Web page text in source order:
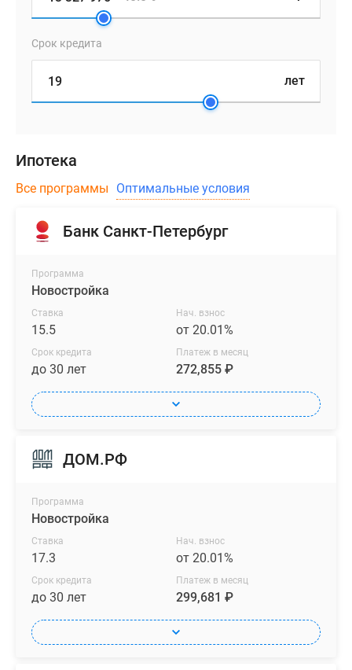
Срок кредита
лет
Ипотека
Все программы Оптимальные условия
Банк Санкт-Петербург
Программа
Новостройка
Ставка
15.5
Нач. взнос
от 20.01%
Срок кредита
до 30 лет
Платеж в месяц
272,855 ₽
ДОМ.РФ
Программа
Новостройка
Ставка
17.3
Нач. взнос
от 20.01%
Срок кредита
до 30 лет
Платеж в месяц
299,681 ₽